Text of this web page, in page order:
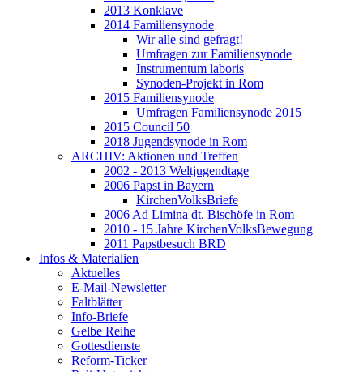
2013 Konklave
2014 Familiensynode
Wir alle sind gefragt!
Umfragen zur Familiensynode
Instrumentum laboris
Synoden-Projekt in Rom
2015 Familiensynode
Umfragen Familiensynode 2015
2015 Council 50
2018 Jugendsynode in Rom
ARCHIV: Aktionen und Treffen
2002 - 2013 Weltjugendtage
2006 Papst in Bayern
KirchenVolksBriefe
2006 Ad Limina dt. Bischöfe in Rom
2010 - 15 Jahre KirchenVolksBewegung
2011 Papstbesuch BRD
Infos & Materialien
Aktuelles
E-Mail-Newsletter
Faltblätter
Info-Briefe
Gelbe Reihe
Gottesdienste
Reform-Ticker